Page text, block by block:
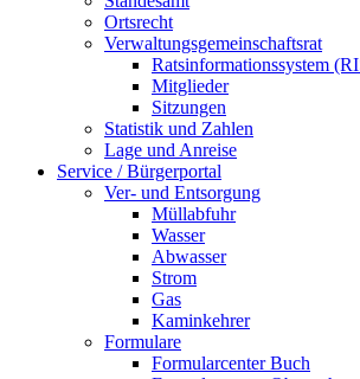
Ortsrecht
Verwaltungsgemeinschaftsrat
Ratsinformationssystem
Mitglieder
Sitzungen
Statistik und Zahlen
Lage und Anreise
Service / Bürgerportal
Ver- und Entsorgung
Müllabfuhr
Wasser
Abwasser
Strom
Gas
Kaminkehrer
Formulare
Formularcenter Buch